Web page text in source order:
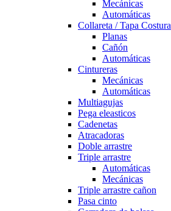
Mecánicas
Automáticas
Collareta / Tapa Costura
Planas
Cañón
Automáticas
Cintureras
Mecánicas
Automáticas
Multiagujas
Pega eleasticos
Cadenetas
Atracadoras
Doble arrastre
Triple arrastre
Automáticas
Mecánicas
Triple arrastre cañon
Pasa cinto